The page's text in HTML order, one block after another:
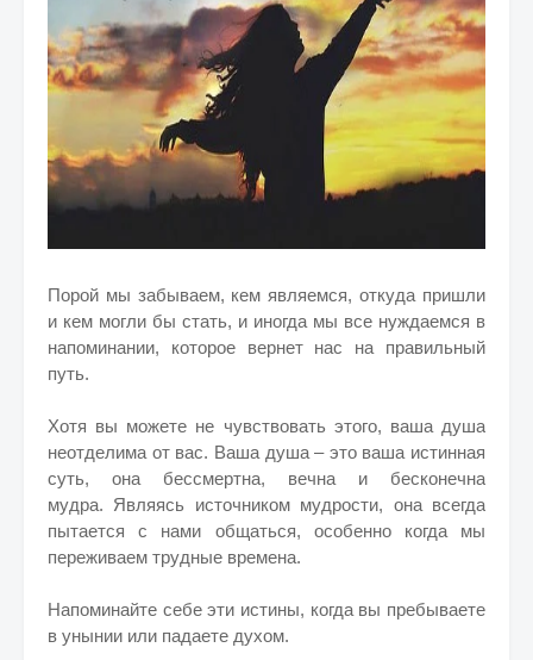
Порой мы забываем, кем являемся, откуда пришли
и кем могли бы стать, и иногда мы все нуждаемся в
напоминании, которое вернет нас на правильный
путь.
Хотя вы можете не чувствовать этого, ваша душа
неотделима от вас. Ваша душа – это ваша истинная
суть, она бессмертна, вечна и бесконечна
мудра. Являясь источником мудрости, она всегда
пытается с нами общаться, особенно когда мы
переживаем трудные времена.
Напоминайте себе эти истины, когда вы пребываете
в унынии или падаете духом.